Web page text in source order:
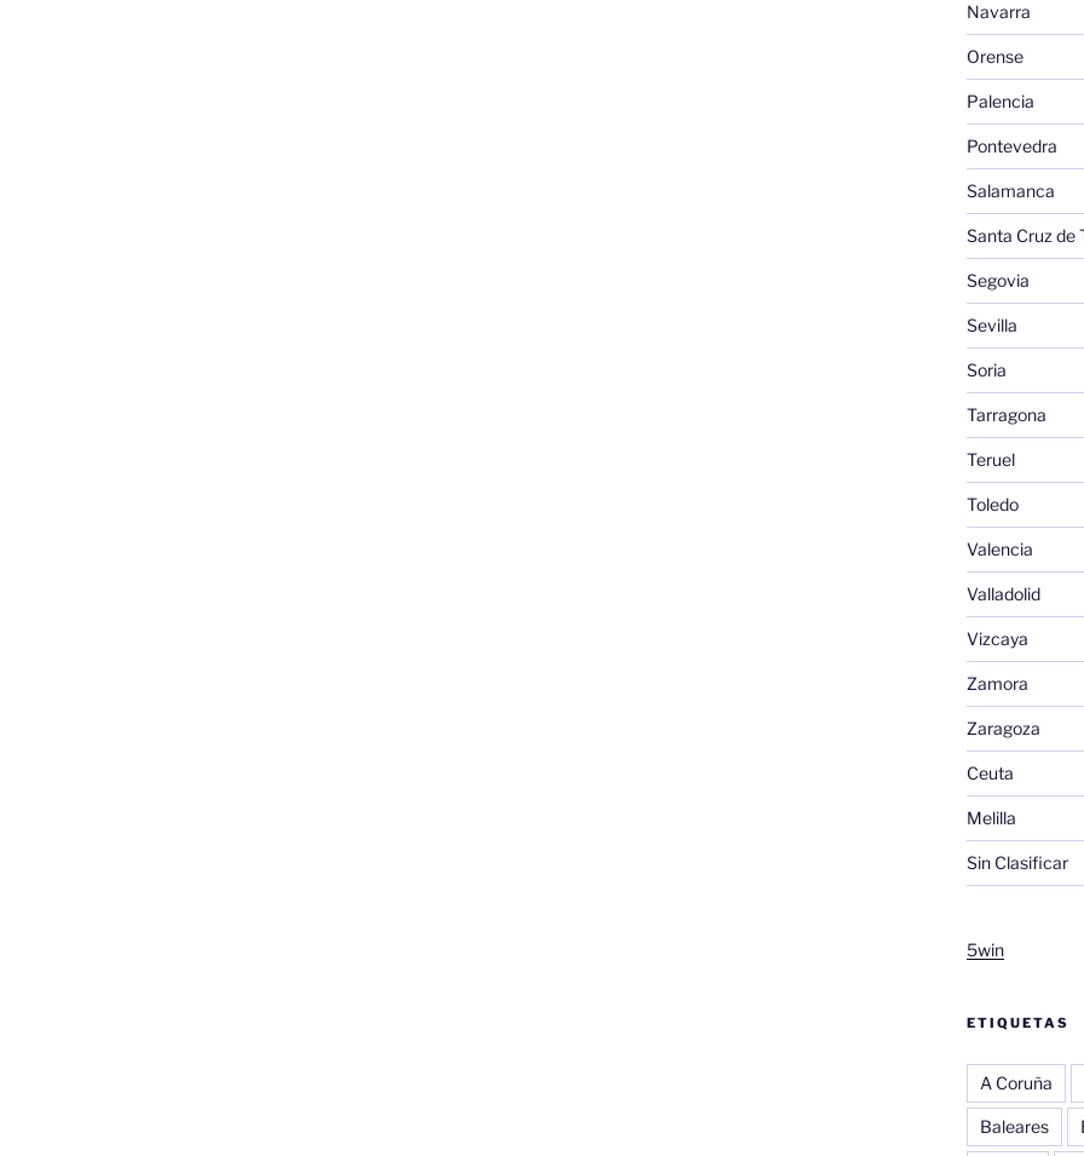
Navarra
Orense
Palencia
Pontevedra
Salamanca
Santa Cruz de
Segovia
Sevilla
Soria
Tarragona
Teruel
Toledo
Valencia
Valladolid
Vizcaya
Zamora
Zaragoza
Ceuta
Melilla
Sin Clasificar
5win
ETIQUETAS
A Coruña
Baleares